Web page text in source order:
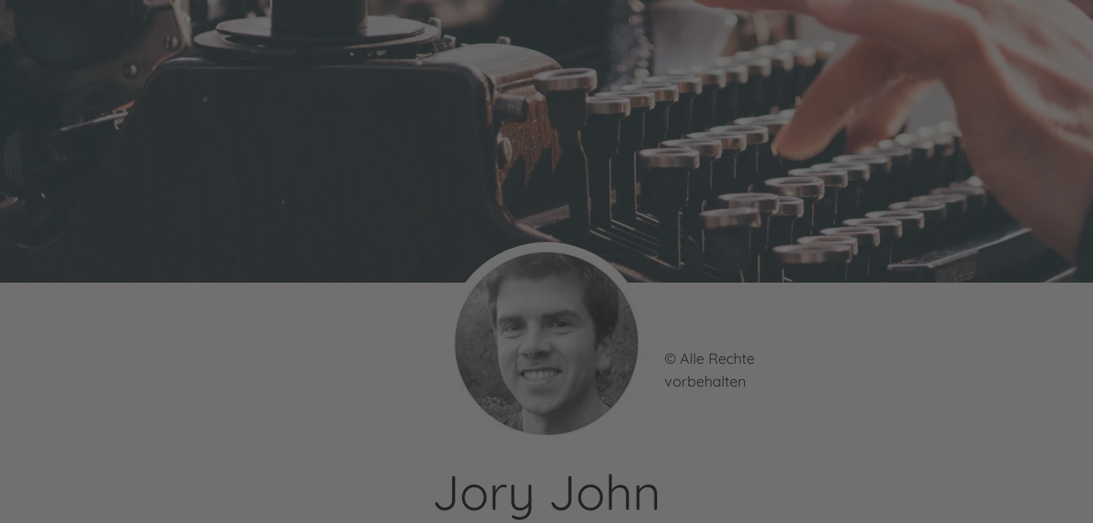
© Alle Rechte
vorbehalten
Jory John